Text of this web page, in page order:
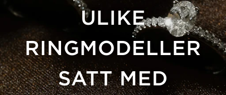
ULIKE
RINGMODELLER
SATT MED